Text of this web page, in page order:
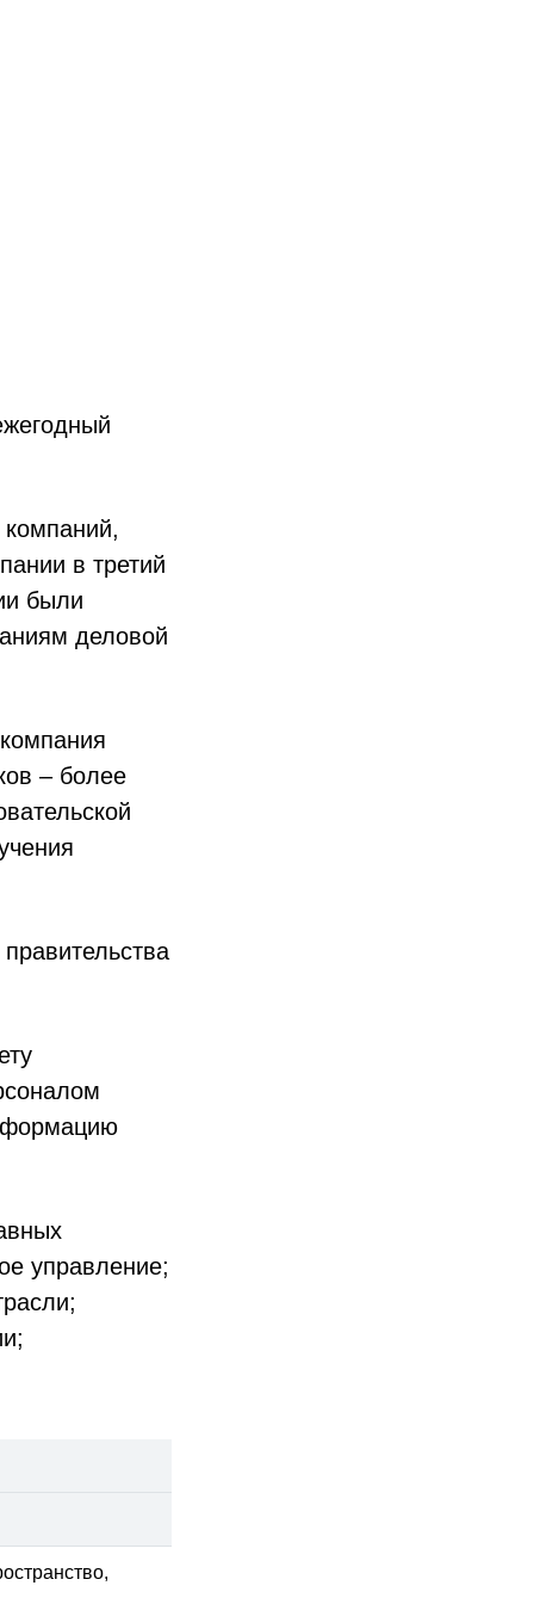
в третий
были
деловой
– более
управление;